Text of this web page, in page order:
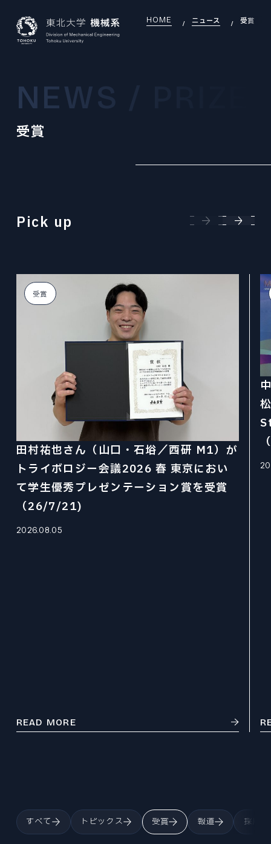
Tohoku University “Mechanical Engineering” is a place to challenge research for human happiness and the future in the world's best environment. We create tomorrow's affluence with free ideas.Tohoku University “Mechanical Engineering” is a place to challenge research for human happiness and the future in the world's best environment. We create tomorrow's affluence with free ideas.Tohoku University “Mechanical Engineering” is a place to challenge research for human happiness and the future in the world's best environment. We create tomorrow's affluence with free ideas.Tohoku University “Mechanical Engineering” is a place to challenge research for human happiness and the future in the world's best environment. We create tomorrow's affluence with free ideas.Tohoku University “Mechanical Engineering” is a place to challenge research for human happiness and the future in the world's best environment. We create tomorrow's affluence with free ideas.Tohoku University “Mechanical Engineering” is a place to challenge research for human happiness and the future in the world's best environment. We create tomorrow's affluence with free ideas.JAPANESE
TOP
INTRODUCTION INDEX
研究室を探す
ファインメカニクス専攻
ロボティクス専攻
航空宇宙工学専攻
情報科学研究科
環境科学研究科
医工学研究科
RESEARCHER
教員
STUDENT SUPPORTS
学生サポート
EDUCATION
CURRICULUM
カリキュラム
OPEN LECTURE
オープンキャンパス・見学
CAREER PATH
EXAMINATION INDEX
大学院入試
PAST COLLECTION
入試出題範囲・過去の試験問題
ニュース
NEWS INDEX
ニュース
TOPICS
PRIZE
REPORT
報道
RECRUIT
採用情報
EVENT
イベント
ACCESSアクセス・キャンパスマップ
ABOUT SITE このサイトについて
SITEMAP サイトマップ
機械系同窓会
機械系産学連携推進室
自動車の過去・未来館
HOME ニュース 受賞
NEWS / PRIZE
受賞
Pick up
受賞
田村祐也さん（山口・石﨏／西研 M1）が
トライボロジー会議2026 春 東京におい
て学生優秀プレゼンテーション賞を受賞
（26/7/21)
2026.08.05
READ MORE
すべて トピックス 受賞 報道 採用